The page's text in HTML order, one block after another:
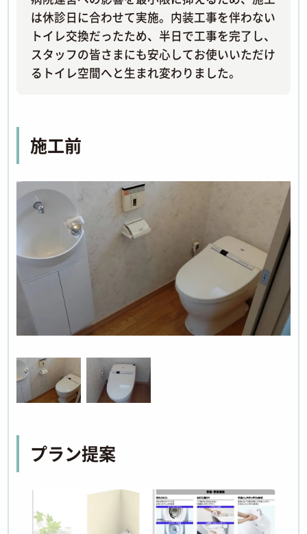
は休診日に合わせて実施。内装工事を伴わない
トイレ交換だったため、半日で工事を完了し、
スタッフの皆さまにも安心してお使いいただけ
るトイレ空間へと生まれ変わりました。
施工前
プラン提案